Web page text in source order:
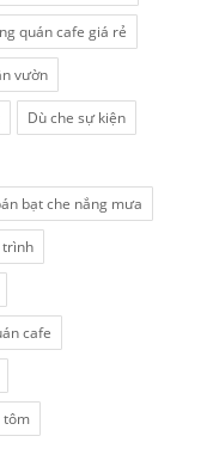
quán cafe giá rẻ
vườn
Dù che sự kiện
bạt che nắng mưa
trình
cafe
tôm